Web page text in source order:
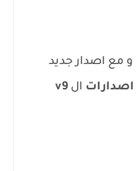
و مع اصدار جديد
اصدارات ال v9